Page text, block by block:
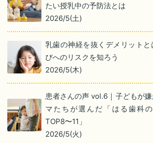
たい授乳中の予防法とは
2026/5(土)
乳歯の神経を抜くデメリット
びへのリスクを知ろう
2026/5(木)
患者さんの声 vol.6｜子どもが
マたちが選んだ「はる歯科
TOP8〜11」
2026/5(火)